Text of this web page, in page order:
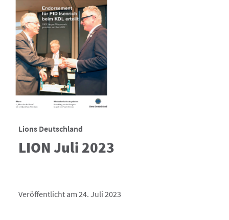
Lions Deutschland
LION Juli 2023
Veröffentlicht am 24. Juli 2023